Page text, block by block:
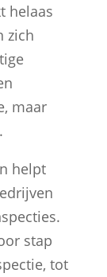
helaas
zich
maar
helpt
stap
tot